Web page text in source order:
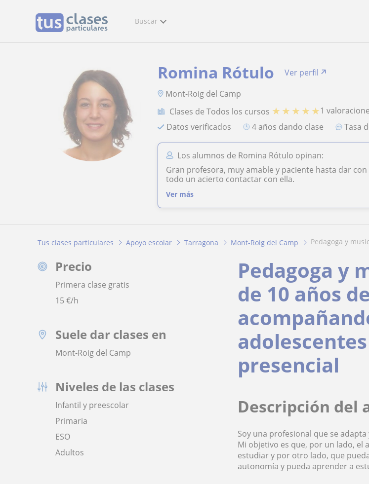
Buscar
Romina Rótulo
Ver perfil
Mont-Roig del Camp
Clases de Todos los cursos ★ ★ ★ ★ ★1
Datos verificados
4 años dando clase Tasa
Los alumnos de Romina Rótulo opinan:
Gran profesora, muy amable y paciente hasta dar
todo un acierto contactar con ella.
Ver más
Tus clases particulares Apoyo escolar Tarragona Mont-Roig del Camp pedagoga y
Precio
Primera clase gratis
15€/h
Suele dar clases en
Mont-Roig del Camp
Niveles de las clases
Infantil y preescolar
Primaria
ESO
Adultos
Pedagoga y
de 10 años
presencial
Descripción del
Soy una profesional que se
Mi objetivo es que, por un lado,
estudiar y por otro lado, que
autonomía y pueda aprender a